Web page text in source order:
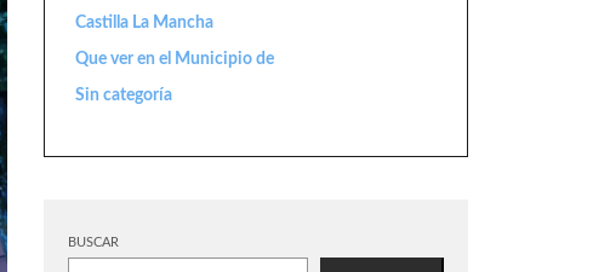
Castilla La Mancha
Que ver en el Municipio de
Sin categoría
BUSCAR